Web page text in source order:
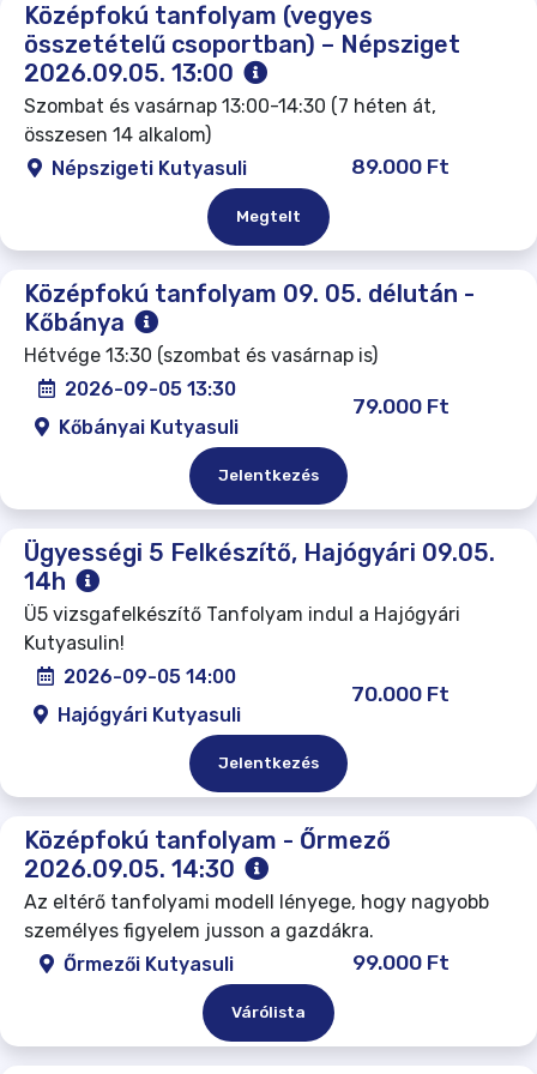
Középfokú tanfolyam (vegyes
összetételű csoportban) – Népsziget
2026.09.05. 13:00
Szombat és vasárnap 13:00-14:30 (7 héten át,
összesen 14 alkalom)
Népszigeti Kutyasuli
89.000 Ft
Megtelt
Középfokú tanfolyam 09. 05. délután -
Kőbánya
Hétvége 13:30 (szombat és vasárnap is)
2026-09-05 13:30
Kőbányai Kutyasuli
79.000 Ft
Jelentkezés
Ügyességi 5 Felkészítő, Hajógyári 09.05.
14h
Ü5 vizsgafelkészítő Tanfolyam indul a Hajógyári
Kutyasulin!
2026-09-05 14:00
Hajógyári Kutyasuli
70.000 Ft
Jelentkezés
Középfokú tanfolyam - Őrmező
2026.09.05. 14:30
Az eltérő tanfolyami modell lényege, hogy nagyobb
személyes figyelem jusson a gazdákra.
Őrmezői Kutyasuli
99.000 Ft
Várólista